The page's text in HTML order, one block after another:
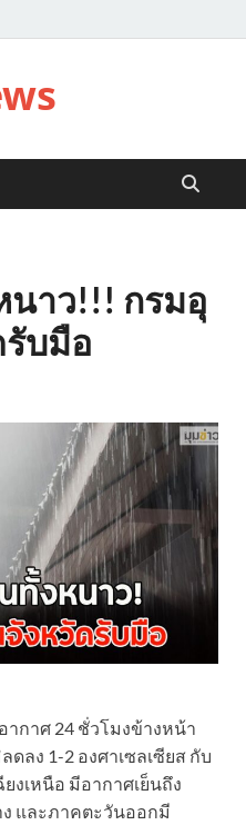
นาว!!! กรมอุ
บมือ
กาศ 24 ชั่วโมงข้างหน้า
ลง 1-2 องศาเซลเซียส กับ
งเหนือ มีอากาศเย็นถึง
และภาคตะวันออกมี